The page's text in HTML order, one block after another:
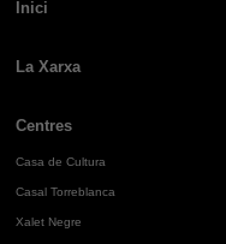
Inici
La Xarxa
Centres
Casa de Cultura
Casal Torreblanca
Xalet Negre